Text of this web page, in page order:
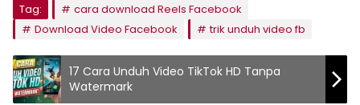
Tag:
cara download Reels Facebook
Download Video Facebook
trik unduh video fb
17 Cara Unduh Video TikTok HD Tanpa
Watermark